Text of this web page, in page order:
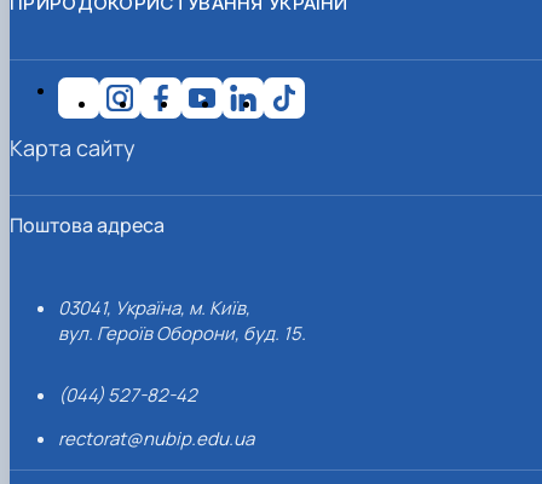
Поштова адреса
03041, Україна, м. Київ,
вул. Героїв Оборони, буд. 15.
(044) 527-82-42
rectorat@nubip.edu.ua
Карта сайту